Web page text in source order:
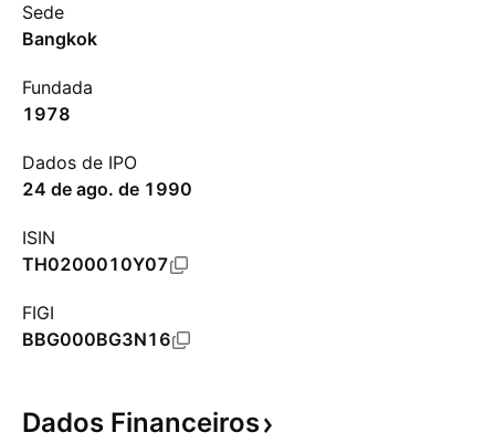
Sede
Bangkok
Fundada
1978
Dados de IPO
24 de ago. de 1990
ISIN
TH0200010Y07
FIGI
BBG000BG3N16
Dados Financeiros